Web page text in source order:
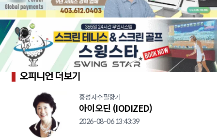
오피니언 더보기
홍성자수필향기
아이오딘 (IODIZED)
2026-08-06 13:43:39